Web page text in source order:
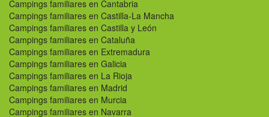
Campings familiares en Cantabria
Campings familiares en Castilla-La Mancha
Campings familiares en Castilla y León
Campings familiares en Cataluña
Campings familiares en Extremadura
Campings familiares en Galicia
Campings familiares en La Rioja
Campings familiares en Madrid
Campings familiares en Murcia
Campings familiares en Navarra